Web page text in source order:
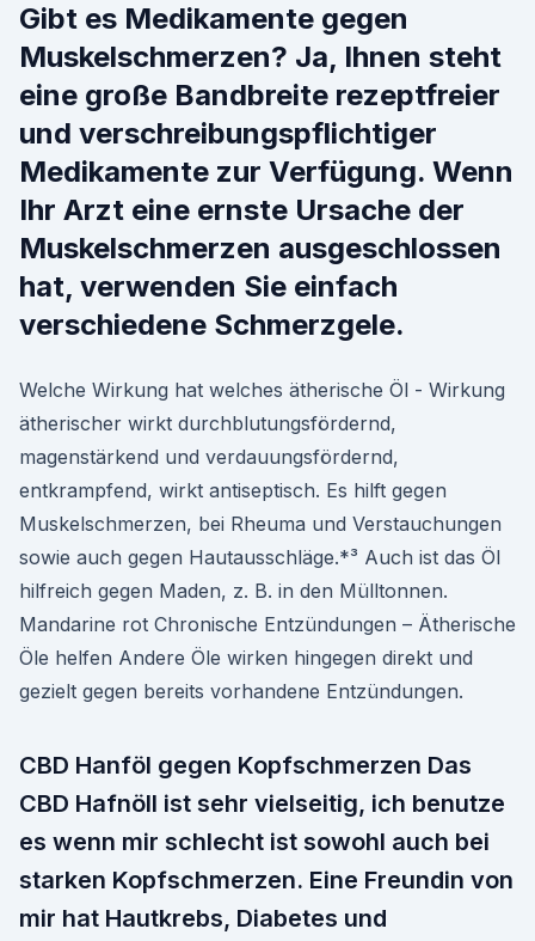
Gibt es Medikamente gegen
Muskelschmerzen? Ja, Ihnen steht
eine große Bandbreite rezeptfreier
und verschreibungspflichtiger
Medikamente zur Verfügung. Wenn
Ihr Arzt eine ernste Ursache der
Muskelschmerzen ausgeschlossen
hat, verwenden Sie einfach
verschiedene Schmerzgele.
Welche Wirkung hat welches ätherische Öl - Wirkung
ätherischer wirkt durchblutungsfördernd,
magenstärkend und verdauungsfördernd,
entkrampfend, wirkt antiseptisch. Es hilft gegen
Muskelschmerzen, bei Rheuma und Verstauchungen
sowie auch gegen Hautausschläge.*³ Auch ist das Öl
hilfreich gegen Maden, z. B. in den Mülltonnen.
Mandarine rot Chronische Entzündungen – Ätherische
Öle helfen Andere Öle wirken hingegen direkt und
gezielt gegen bereits vorhandene Entzündungen.
CBD Hanföl gegen Kopfschmerzen Das
CBD Hafnöll ist sehr vielseitig, ich benutze
es wenn mir schlecht ist sowohl auch bei
starken Kopfschmerzen. Eine Freundin von
mir hat Hautkrebs, Diabetes und